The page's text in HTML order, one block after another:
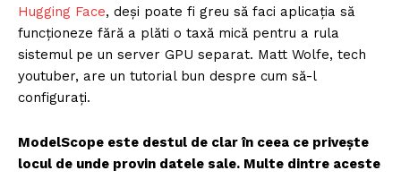
Hugging Face, deși poate fi greu să faci aplicația să
funcționeze fără a plăti o taxă mică pentru a rula
sistemul pe un server GPU separat. Matt Wolfe, tech
youtuber, are un tutorial bun despre cum să-l
configurați.
ModelScope este destul de clar în ceea ce privește
locul de unde provin datele sale. Multe dintre aceste